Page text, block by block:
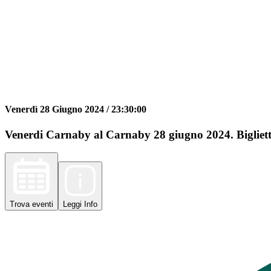
Venerdì 28 Giugno 2024 /23:30:00
Venerdi Carnaby al Carnaby 28 giugno 2024.
Trova eventi Leggi Info